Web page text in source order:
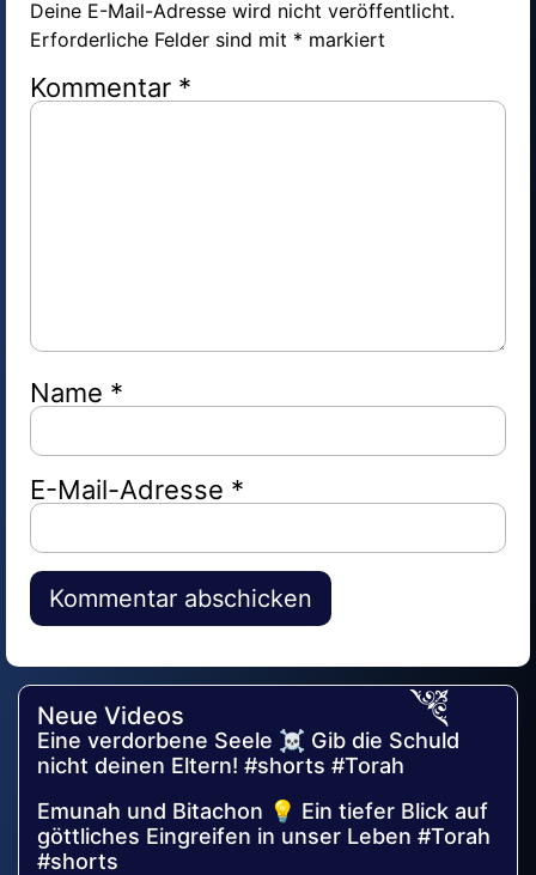
Deine E-Mail-Adresse wird nicht veröffentlicht.
Erforderliche Felder sind mit * markiert
Kommentar *
Name *
E-Mail-Adresse *
Alternative:
Neue Videos
Eine verdorbene Seele ☠️ Gib die Schuld
nicht deinen Eltern! #shorts #Torah
Emunah und Bitachon 💡 Ein tiefer Blick auf
göttliches Eingreifen in unser Leben #Torah
#shorts